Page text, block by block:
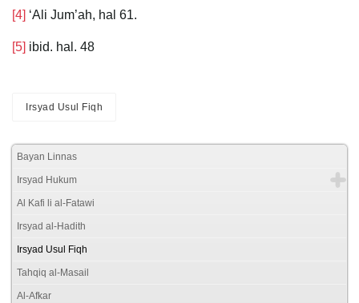
[4] ‘Ali Jum’ah, hal 61.
[5] ibid. hal. 48
Irsyad Usul Fiqh
Bayan Linnas
Irsyad Hukum
Al Kafi li al-Fatawi
Irsyad al-Hadith
Irsyad Usul Fiqh
Tahqiq al-Masail
Al-Afkar